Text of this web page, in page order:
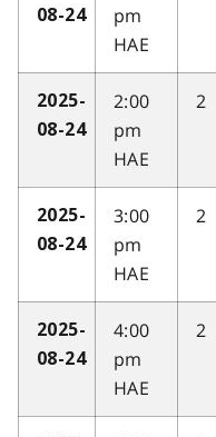
08-24
pm
HAE
2025-
08-24
2:00
pm
HAE
2
2025-
08-24
3:00
pm
HAE
2
2025-
08-24
4:00
pm
HAE
2